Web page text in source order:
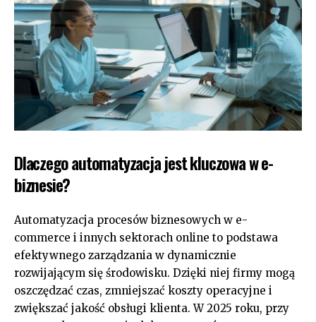
Dlaczego automatyzacja jest kluczowa w e-
biznesie?
Automatyzacja procesów biznesowych w e-
commerce i innych sektorach online to podstawa
efektywnego zarządzania w dynamicznie
rozwijającym się środowisku. Dzięki niej firmy mogą
oszczędzać czas, zmniejszać koszty operacyjne i
zwiększać jakość obsługi klienta. W 2025 roku, przy